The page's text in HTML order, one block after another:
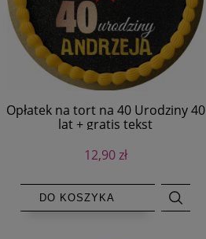
Opłatek na tort na 40 Urodziny 40
lat + gratis tekst
12,90 zł
DO KOSZYKA